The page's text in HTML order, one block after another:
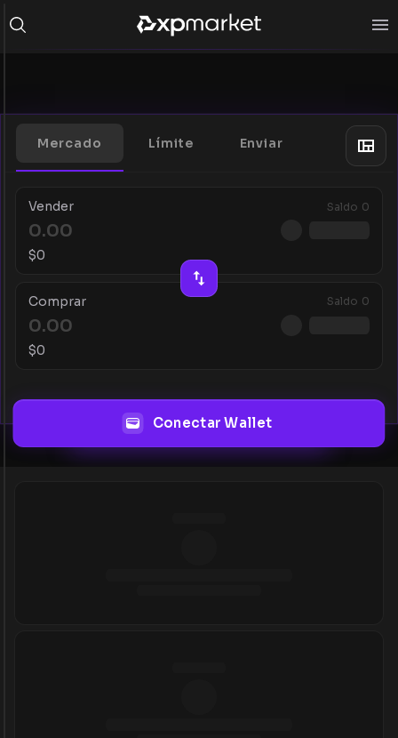
Mercado Límite Enviar
Vender Saldo 0
$0
Comprar Saldo 0
$0
Conectar Wallet